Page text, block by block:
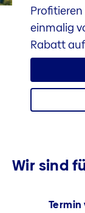
einmalig
Rabatt
Wir sind